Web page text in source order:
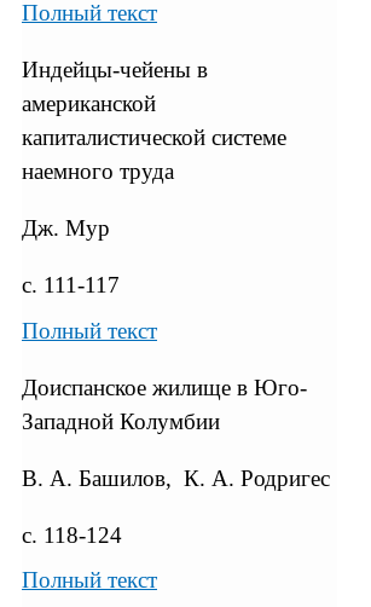
Полный текст
Индейцы-чейены в
американской
капиталистической системе
наемного труда
Дж. Мур
с. 111-117
Полный текст
Доиспанское жилище в Юго-
Западной Колумбии
В. А. Башилов, К. А. Родригес
с. 118-124
Полный текст